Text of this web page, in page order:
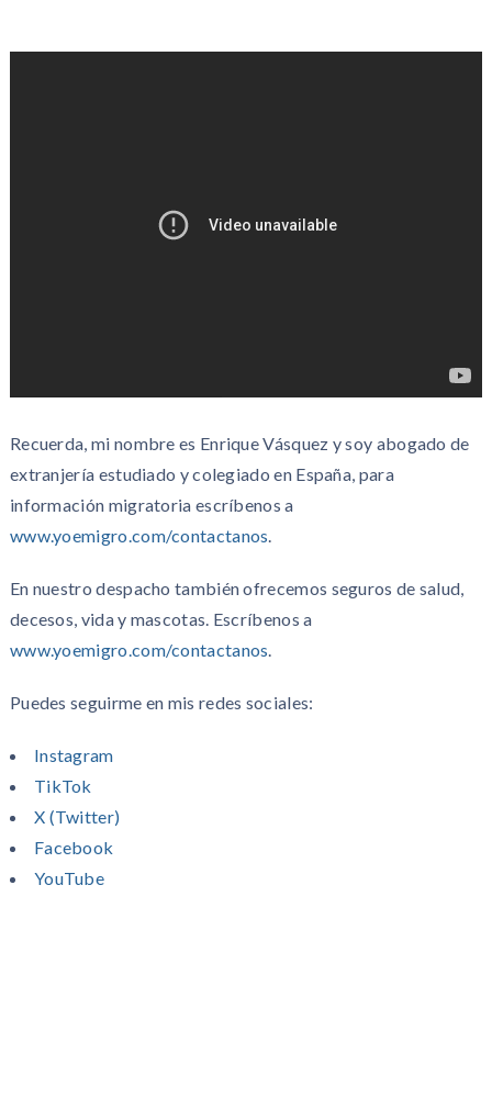
Recuerda, mi nombre es Enrique Vásquez y soy abogado de
extranjería estudiado y colegiado en España, para
información migratoria escríbenos a
www.yoemigro.com/contactanos.
En nuestro despacho también ofrecemos seguros de salud,
decesos, vida y mascotas. Escríbenos a
www.yoemigro.com/contactanos.
Puedes seguirme en mis redes sociales:
Instagram
TikTok
X (Twitter)
Facebook
YouTube